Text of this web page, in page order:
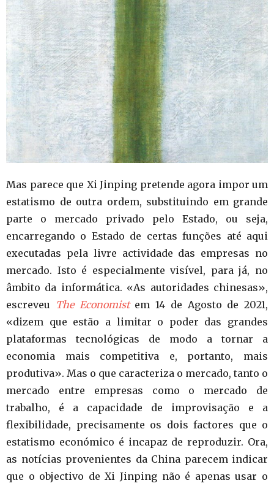
Mas parece que Xi Jinping pretende agora impor um
estatismo de outra ordem, substituindo em grande
parte o mercado privado pelo Estado, ou seja,
encarregando o Estado de certas funções até aqui
executadas pela livre actividade das empresas no
mercado. Isto é especialmente visível, para já, no
âmbito da informática. «As autoridades chinesas»,
escreveu
The Economist em 14 de Agosto de 2021,
«dizem que estão a limitar o poder das grandes
plataformas tecnológicas de modo a tornar a
economia mais competitiva e, portanto, mais
produtiva». Mas o que caracteriza o mercado, tanto o
mercado entre empresas como o mercado de
trabalho, é a capacidade de improvisação e a
flexibilidade, precisamente os dois factores que o
estatismo económico é incapaz de reproduzir. Ora,
as notícias provenientes da China parecem indicar
que o objectivo de Xi Jinping não é apenas usar o